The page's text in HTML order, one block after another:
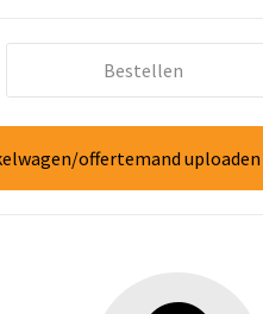
Bestellen
offertemand uploaden